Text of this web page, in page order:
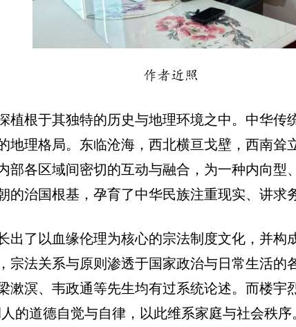
作者近照
植根于其独特的历史与地理环境之中。中华
地理格局。东临沧海，西北横亘戈壁，西南
部各区域间密切的互动与融合，为一种内向
的治国根基，孕育了中华民族注重现实、讲求
出了以血缘伦理为核心的宗法制度文化，并
宗法关系与原则渗透于国家政治与日常生活
溟、韦政通等先生均有过系统论述。而楼宇
的道德自觉与自律，以此维系家庭与社会秩